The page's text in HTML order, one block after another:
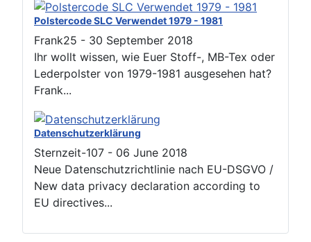
Polstercode SLC Verwendet 1979 - 1981
Frank25 - 30 September 2018
Ihr wollt wissen, wie Euer Stoff-, MB-Tex oder
Lederpolster von 1979-1981 ausgesehen hat?
Frank...
Datenschutzerklärung
Sternzeit-107 - 06 June 2018
Neue Datenschutzrichtlinie nach EU-DSGVO /
New data privacy declaration according to
EU directives...